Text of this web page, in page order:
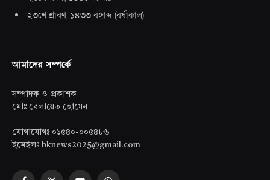
২৩শে শ্রাবণ, ১৪৩৩ বঙ্গাব্দ (বর্ষাকাল)
আমাদের সম্পর্কে
সম্পাদক ও প্রকাশক
মোঃ বেলায়েত হোসেন
যোগাযোগঃ ০১৫৪০-০০৫৪৮৬
ইমেইলঃ bknews2025@gmail.com